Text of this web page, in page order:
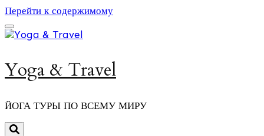
Перейти к содержимому
Yoga & Travel
ЙОГА ТУРЫ ПО ВСЕМУ МИРУ